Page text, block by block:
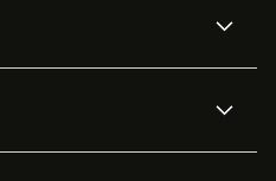
ナレッジベース
イベント情報